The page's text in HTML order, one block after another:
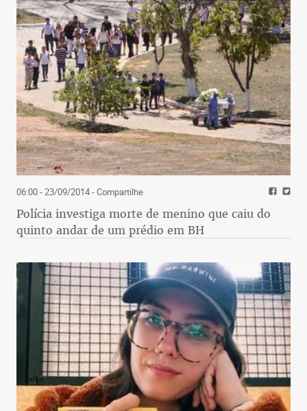
06:00 - 23/09/2014- Compartilhe
Polícia investiga morte de menino que caiu do
quinto andar de um prédio em BH